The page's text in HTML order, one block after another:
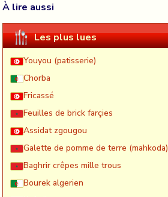
À lire aussi
Les plus lues
Youyou (patisserie)
Chorba
Fricassé
Feuilles de brick farçies
Assidat zgougou
Galette de pomme de terre (mahkoda)
Baghrir crêpes mille trous
Bourek algerien